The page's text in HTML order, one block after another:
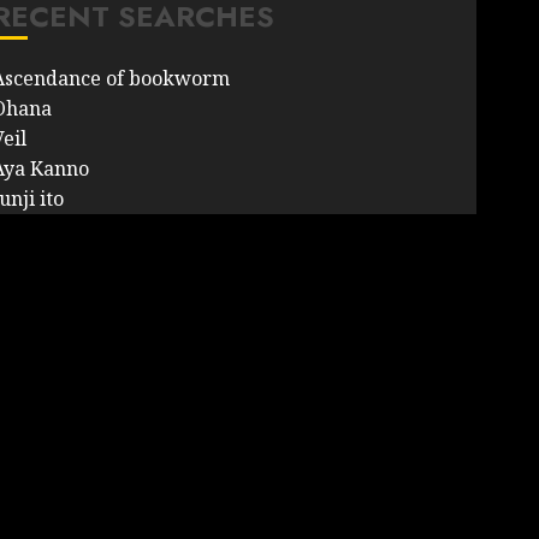
SEARCHES
of bookworm
Kanno
ito